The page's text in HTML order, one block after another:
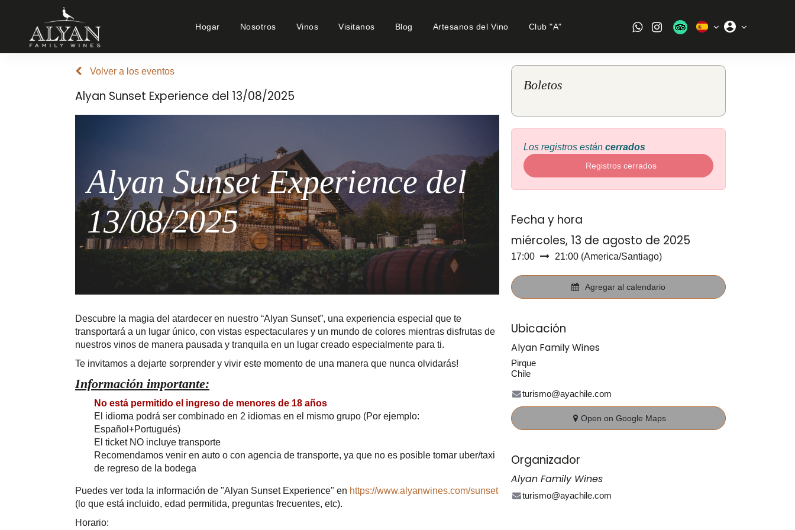
Hogar Nosotros Vinos Visitanos Blog Artesanos del Vino Club "A"
Volver a los eventos
Alyan Sunset Experience del 13/08/2025
Alyan Sunset Experience del
13/08/2025
Descubre la magia del atardecer en nuestro “Alyan Sunset”, una experiencia especial que te
transportará a un lugar único, con vistas espectaculares y un mundo de colores mientras disfrutas de
nuestros vinos de manera pausada y tranquila en un lugar creado especialmente para ti.
Te invitamos a dejarte sorprender y vivir este momento de una manera que nunca olvidarás!
Información importante:
No está permitido el ingreso de menores de 18 años
El idioma podrá ser combinado en 2 idiomas en el mismo grupo (Por ejemplo:
Español+Portugués)
El ticket NO incluye transporte
Recomendamos venir en auto o con agencia de transporte, ya que no es posible tomar uber/taxi
de regreso de la bodega
Puedes ver toda la información de "Alyan Sunset Experience" en https://www.alyanwines.com/sunset
(lo que está incluido, edad permitida, preguntas frecuentes, etc).
Horario:
Boletos
Los registros están cerrados
Registros cerrados
Fecha y hora
miércoles, 13 de agosto de 2025
17:00 21:00(America/Santiago)
Agregar al calendario
Ubicación
Alyan Family Wines
Pirque
Chile
turismo@ayachile.com
Open on Google Maps
Organizador
Alyan Family Wines
turismo@ayachile.com